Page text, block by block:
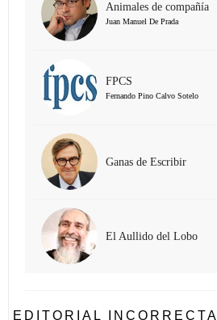
Animales de compañía
Juan Manuel De Prada
FPCS
Fernando Pino Calvo Sotelo
Ganas de Escribir
El Aullido del Lobo
EDITORIAL INCORRECTA